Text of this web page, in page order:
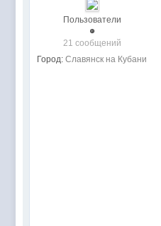
Пользователи
21 сообщений
Город: Славянск на Кубани